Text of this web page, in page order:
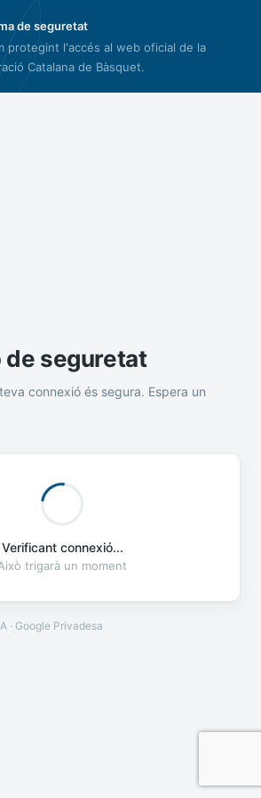
de seguretat
protegint l'accés al web oficial de la
Catalana de Bàsquet.
seguretat
connexió és segura. Espera un
Verificant connexió...
trigarà un moment
· Google Privadesa